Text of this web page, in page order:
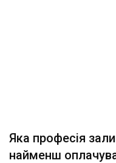
Яка професія
найменш